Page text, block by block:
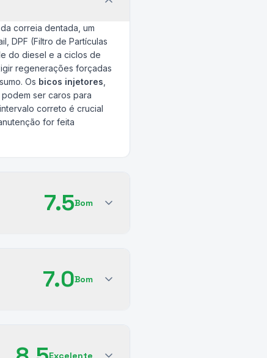
correia dentada, um
DPF (Filtro de Partículas
do diesel e a ciclos de
regenerações forçadas
Os bicos injetores
ser caros para
correto é crucial
for feita
7.5Bom
7.0Bom
Excelente